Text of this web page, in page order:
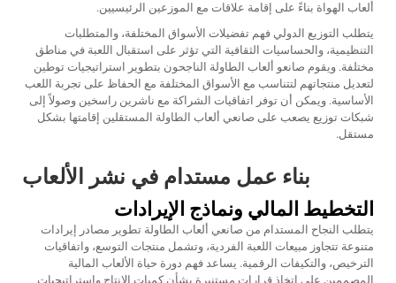
ألعاب الهواة بناءً على إقامة علاقات مع الموزعين الرئيسيين.
يتطلب التوزيع الدولي فهم تفضيلات الأسواق المختلفة، والمتطلبات
التنظيمية، والحساسيات الثقافية التي تؤثر على استقبال اللعبة في مناطق
مختلفة. ويقوم صانعو ألعاب الطاولة الناجحون بتطوير استراتيجيات توطين
لتعديل منتجاتهم لتتناسب مع الأسواق المختلفة مع الحفاظ على تجربة اللعب
الأساسية. ويمكن أن توفر اتفاقيات الشراكة مع ناشرين راسخين وصولاً إلى
شبكات توزيع يصعب على صانعي ألعاب الطاولة المستقلين إقامتها بشكل
مستقل.
بناء عمل مستدام في نشر الألعاب
التخطيط المالي ونماذج الإيرادات
يتطلب النجاح المستدام من صانعي ألعاب الطاولة تطوير مصادر إيرادات
متنوعة تتجاوز مبيعات اللعبة الفردية، وتشمل منتجات التوسع، واتفاقيات
الترخيص، والتكيفات الرقمية. يساعد فهم دورة حياة الألعاب المالية
المصممين على اتخاذ قرارات مستنيرة بشأن كميات الإنتاج واستراتيجيات